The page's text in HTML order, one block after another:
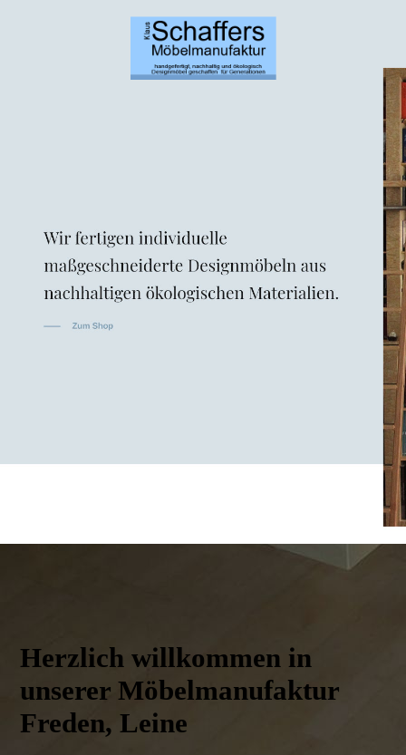
Herzlich willkommen in
unserer Möbelmanufaktur
Freden, Leine